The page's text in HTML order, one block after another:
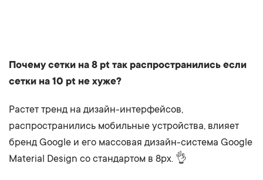
Почему сетки на 8 pt так распространились если
сетки на 10 pt не хуже?
Растет тренд на дизайн-интерфейсов,
распространились мобильные устройства, влияет
бренд Google и его массовая дизайн-система Google
Material Design со стандартом в 8px. 👌